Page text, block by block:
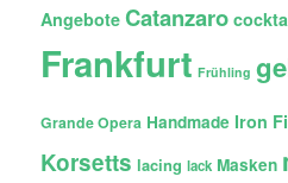
Angebote Catanzaro
Frankfurt Frühling
Grande Opera Handmade Iron
Korsetts lacing lack Masken